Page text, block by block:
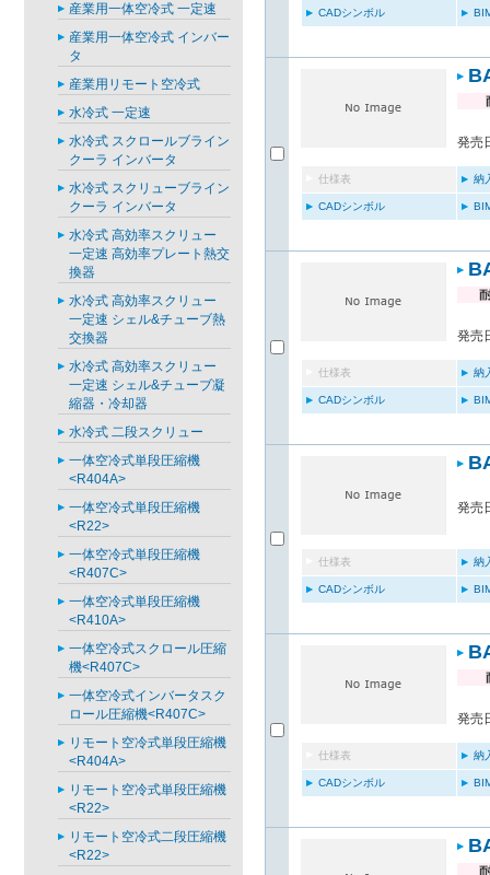
CADシンボル
発売
仕様表 納
CADシンボル
発売
仕様表 納
CADシンボル
発売
仕様表 納
CADシンボル
発売
仕様表 納
CADシンボル
産業用一体空冷式 一定速
産業用一体空冷式 インバー
タ
産業用リモート空冷式
水冷式 一定速
水冷式 スクロールブライン
クーラ インバータ
水冷式 スクリューブライン
クーラ インバータ
水冷式 高効率スクリュー
一定速 高効率プレート熱交
換器
水冷式 高効率スクリュー
一定速 シェル&チューブ熱
交換器
水冷式 高効率スクリュー
一定速 シェル&チューブ凝
縮器・冷却器
水冷式 二段スクリュー
一体空冷式単段圧縮機
<R404A>
一体空冷式単段圧縮機
<R22>
一体空冷式単段圧縮機
<R407C>
一体空冷式単段圧縮機
<R410A>
一体空冷式スクロール圧縮
機<R407C>
一体空冷式インバータスク
ロール圧縮機<R407C>
リモート空冷式単段圧縮機
<R404A>
リモート空冷式単段圧縮機
<R22>
リモート空冷式二段圧縮機
<R22>